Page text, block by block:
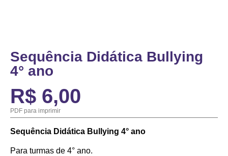
Sequência Didática Bullying
4° ano
R$ 6,00
PDF para imprimir
Sequência Didática Bullying 4° ano
Para turmas de 4° ano.